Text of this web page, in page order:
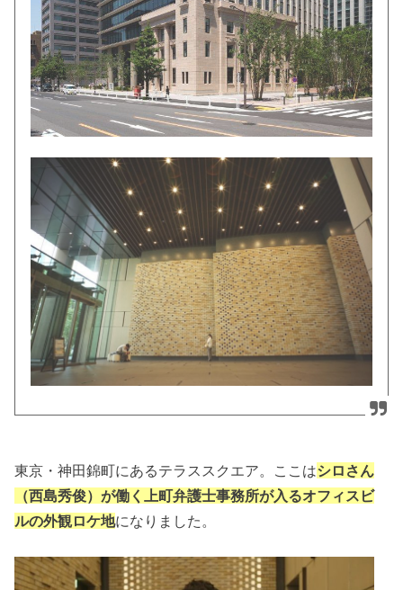
東京・神田錦町にあるテラススクエア。ここはシロさん
（西島秀俊）が働く上町弁護士事務所が入るオフィスビ
ルの外観ロケ地になりました。